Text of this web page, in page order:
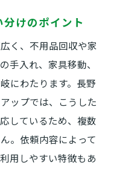
けのポイント
く、不用品回収や家
手入れ、家具移動、
にわたります。長野
ップでは、こうした
しているため、複数
。依頼内容によって
用しやすい特徴もあ